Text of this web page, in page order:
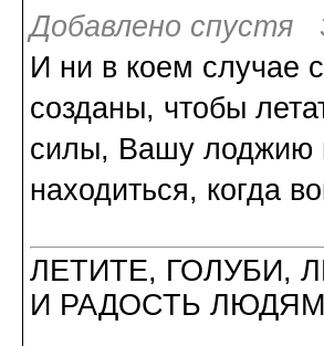
Добавлено спустя
И ни в коем случае
созданы, чтобы
силы, Вашу лоджию
находиться, когда
ЛЕТИТЕ, ГОЛУБИ,
И РАДОСТЬ